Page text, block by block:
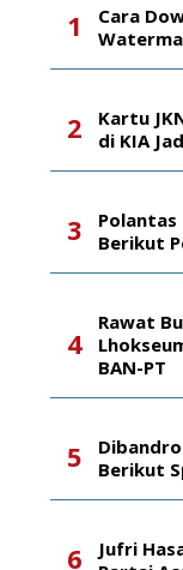
Cara
Kartu
di KIA
Polantas
Berikut
Rawat
BAN-PT
Berikut
Jufri